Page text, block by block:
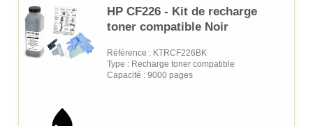
HP CF226 - Kit de recharge
toner compatible Noir
Référence : KTRCF226BK
Type : Recharge toner compatible
Capacité : 9000 pages